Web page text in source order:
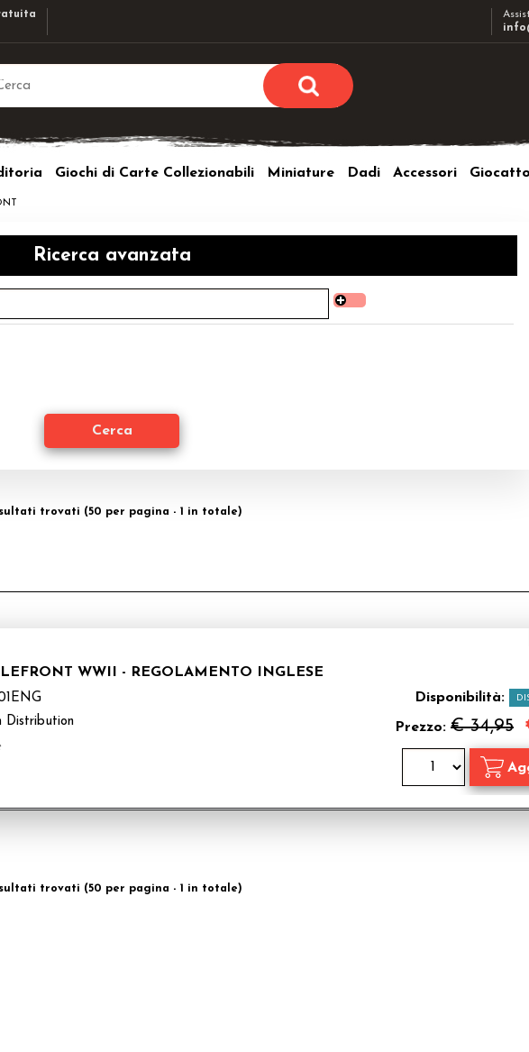
utente e la password e poi clicca sul
Giochi di Carte Collezionabili Miniature Dadi Accessori
Ricerca avanzata
trovati (50 per pagina - 1 in totale)
WWII - REGOLAMENTO INGLESE
Distribution
Disponibilità:
Prezzo: € 34,95
trovati (50 per pagina - 1 in totale)